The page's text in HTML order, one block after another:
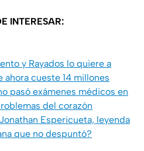
INTERESAR:
y Rayados lo quiere a
ahora cueste 14 millones
pasó exámenes médicos en
del corazón
Espericueta, leyenda
que no despuntó?